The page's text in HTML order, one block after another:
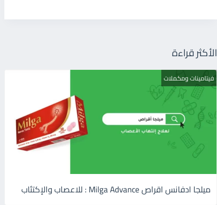
الأكثر قراءة
فيتامينات ومكملات
ميلجا ادفانس اقراص Milga Advance : للاعصاب والإكتئاب